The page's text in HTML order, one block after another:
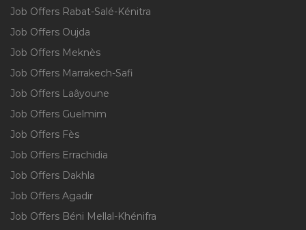
Job Offers Rabat-Salé-Kénitra
Job Offers Oujda
Job Offers Meknès
Job Offers Marrakech-Safi
Job Offers Laâyoune
Job Offers Guelmim
Job Offers Fès
Job Offers Errachidia
Job Offers Dakhla
Job Offers Agadir
Job Offers Béni Mellal-Khénifra